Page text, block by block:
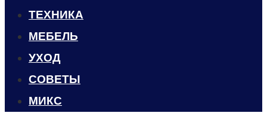
ТЕХНИКА
МЕБЕЛЬ
УХОД
CОВЕТЫ
МИКС